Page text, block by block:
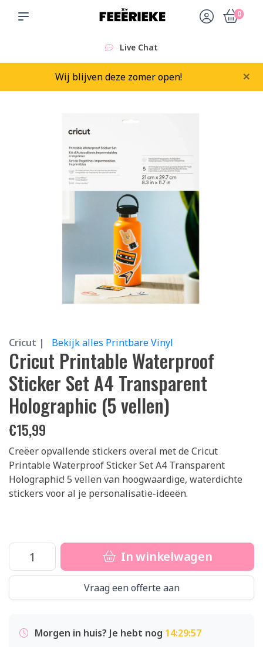
0
Live Chat
Wij blijven deze zomer open! ×
Cricut | Bekijk alles Printbare Vinyl
Cricut Printable Waterproof
Sticker Set A4 Transparent
Holographic (5 vellen)
€15,99
Creëer opvallende stickers overal met de Cricut
Printable Waterproof Sticker Set A4 Transparent
Holographic! 5 vellen van hoogwaardige, waterdichte
stickers voor al je personalisatie-ideeën.
In winkelwagen
Vraag een offerte aan
Morgen in huis? Je hebt nog 14:29:56